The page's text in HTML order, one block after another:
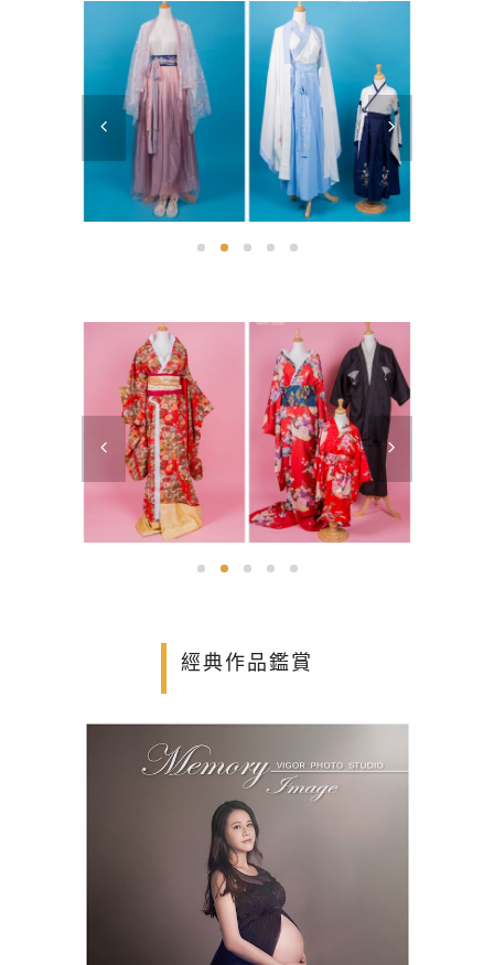
經典作品鑑賞